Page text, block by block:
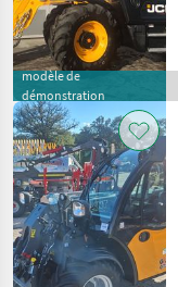
modèle de
démonstration